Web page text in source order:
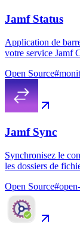
Jamf Status
Application de
votre service Jamf
Open Source#
Jamf Sync
Synchronisez le
les dossiers de
Open Source#